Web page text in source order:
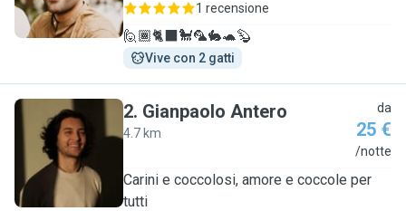
1 recensione
🙋🏾🐈‍⬛🐩🦜🐇🐢🦫
Vive con 2 gatti
G
2. Gianpaolo Antero
4.7 km
da
25 €
/notte
Carini e coccolosi, amore e coccole per
tutti